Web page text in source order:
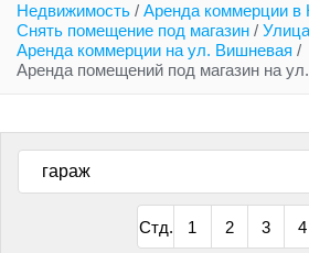
Недвижимость / Аренда коммерции в
Снять помещение под магазин /
Аренда коммерции на ул. Вишневая /
Аренда помещений под магазин на
Стд. 1 2 3 4